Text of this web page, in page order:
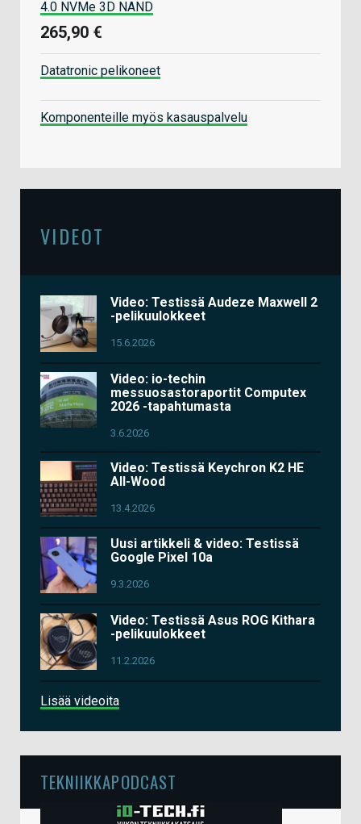
4.0 NVMe 3D NAND
265,90 €
Datatronic pelikoneet
Komponenteille myös kasauspalvelu
VIDEOT
Video: Testissä Audeze Maxwell 2
-pelikuulokkeet
15.6.2026
Video: io-techin
messuosastoraportit Computex
2026 -tapahtumasta
3.6.2026
Video: Testissä Keychron K2 HE
All-Wood
13.4.2026
Uusi artikkeli & video: Testissä
Google Pixel 10a
9.3.2026
Video: Testissä Asus ROG Kithara
-pelikuulokkeet
11.2.2026
Lisää videoita
TEKNIIKKAPODCAST